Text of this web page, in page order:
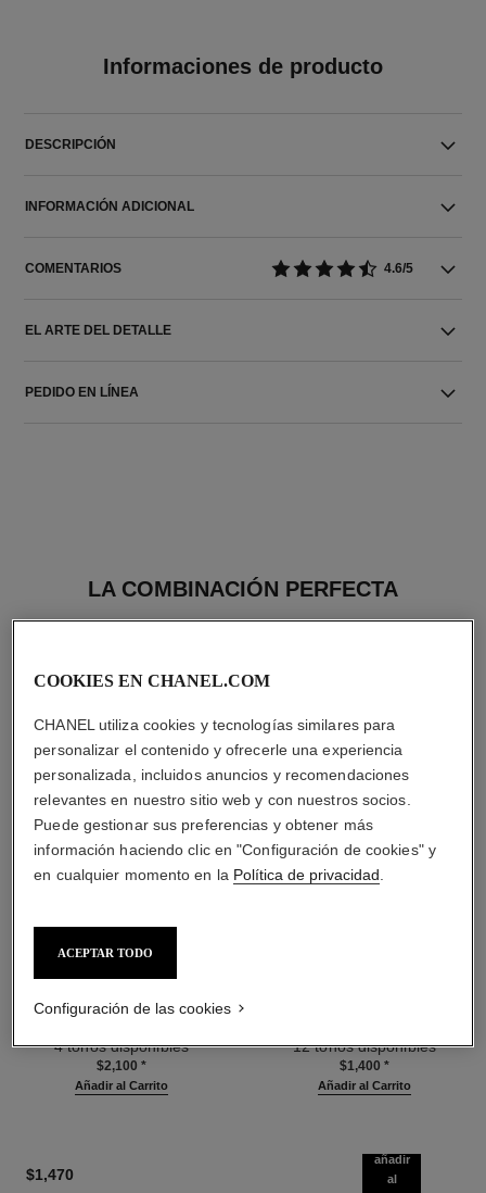
Informaciones de producto
DESCRIPCIÓN
INFORMACIÓN ADICIONAL
COMENTARIOS 4.6/5
EL ARTE DEL DETALLE
PEDIDO EN LÍNEA
LA COMBINACIÓN PERFECTA
les beiges poudre belle mine
Saludable, Polvos
Iluminador. Rostro, Cuello Y
Escote. Formato Maxi.
4 tonos disponibles
$2,100 *
Añadir al Carrito
12 tonos disponibles
$1,400 *
Añadir al Carrito
$1,470
añadir
al
COOKIES EN CHANEL.COM
CHANEL utiliza cookies y tecnologías similares para
personalizar el contenido y ofrecerle una experiencia
personalizada, incluidos anuncios y recomendaciones
relevantes en nuestro sitio web y con nuestros socios.
Puede gestionar sus preferencias y obtener más
información haciendo clic en "Configuración de cookies" y
en cualquier momento en la Política de privacidad
ACEPTAR TODO
Configuración de las cookies